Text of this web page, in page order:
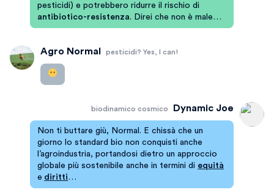
pesticidi) e potrebbero ridurre il rischio di
antibiotico-resistenza. Direi che non è male…
Agro Normal pesticidi? Yes, I can!
Dynamic Joe
biodinamico cosmico
Non ti buttare giù, Normal. E chissà che un
giorno lo standard bio non conquisti anche
l’agroindustria, portandosi dietro un approccio
globale più sostenibile anche in termini di equità
e diritti…